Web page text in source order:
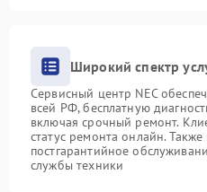
Широкий спектр
Сервисный центр NEC
всей РФ, бесплатную
включая срочный ремонт.
статус ремонта онлайн. Также
постгарантийное
службы техники